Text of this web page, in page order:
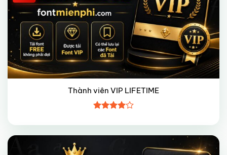
Thành viên VIP LIFETIME
xếp hạng
Giảm giá!